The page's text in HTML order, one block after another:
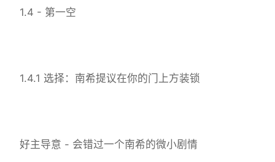
1.4 - 第一空
1.4.1 选择：南希提议在你的门上方装锁
好主导意 - 会错过一个南希的微小剧情